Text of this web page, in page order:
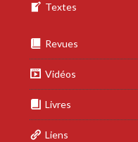
Textes
Revues
Vidéos
Livres
Liens